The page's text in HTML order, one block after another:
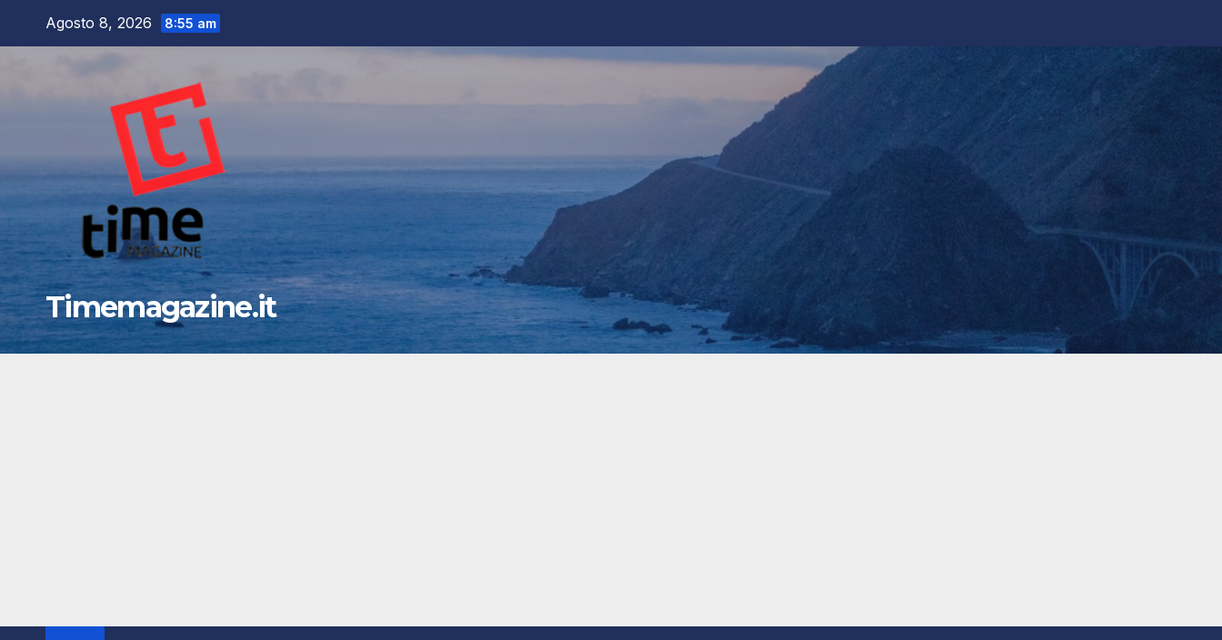
Agosto 8, 2026 8:55 am
Timemagazine.it